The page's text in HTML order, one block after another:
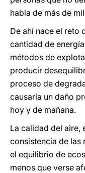
habla de más de
De ahí nace el reto
cantidad de
métodos de
producir
proceso de
causaría un daño
hoy y de mañana.
La calidad del aire,
consistencia de las
el equilibrio de
menos que verse